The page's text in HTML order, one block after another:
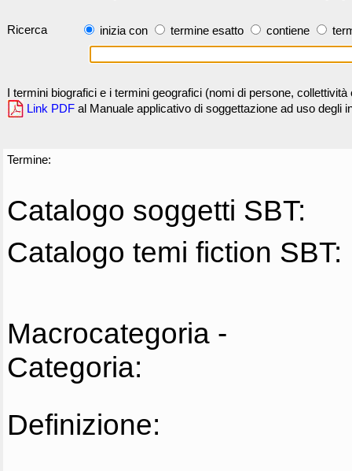
Ricerca inizia con termine esatto contiene
I termini biografici e i termini geografici (nomi di persone,
Link PDF al Manuale applicativo di soggettazione ad uso degli
Termine:
Catalogo soggetti SBT:
Catalogo temi fiction SBT:
Macrocategoria -
Categoria:
Definizione: